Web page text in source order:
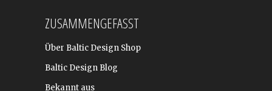
ZUSAMMENGEFASST
Über Baltic Design Shop
Baltic Design Blog
Bekannt aus